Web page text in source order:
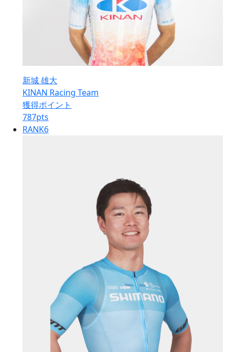
新城 雄大
KINAN Racing Team
獲得ポイント
787pts
RANK6